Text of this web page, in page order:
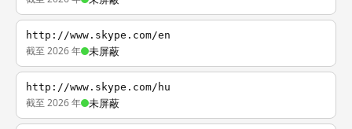
http://www.skype.com/en
截至 2026 年 未屏蔽
http://www.skype.com/hu
截至 2026 年 未屏蔽